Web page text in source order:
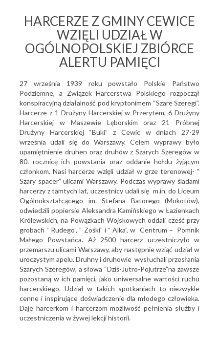
HARCERZE Z GMINY CEWICE
WZIĘLI UDZIAŁ W
OGÓLNOPOLSKIEJ ZBIÓRCE
ALERTU PAMIĘCI
27 września 1939 roku powstało Polskie Państwo
Podziemne, a Związek Harcerstwa Polskiego rozpoczął
konspiracyjną działalność pod kryptonimem “Szare Szeregi”.
Harcerze z 1 Drużyny Harcerskiej w Przerytem, 6 Drużyny
Harcerskiej w Maszewie Lęborskim oraz 21 Próbnej
Drużyny Harcerskiej “Buki” z Cewic w dniach 27-29
września udali się do Warszawy. Celem wyprawy było
upamiętnienie druhen oraz druhów z Szarych Szeregów w
80. rocznicę ich powstania oraz oddanie hołdu żyjącym
członkom. Nasi harcerze wzięli udział w grze terenowej- ”
Szary spacer” ulicami Warszawy. Podczas wyprawy śladami
harcerzy z tamtych lat, uczestnicy udali się m.in. do Liceum
Ogólnokształcącego im. Stefana Batorego (Mokotów),
odwiedzili popiersie Aleksandra Kamińskiego w Łazienkach
Królewskich, na Powązkach Wojskowych oddali cześć przy
grobach ” Rudego”, ” Zośki” i ” Alka”, w Centrum – Pomnik
Małego Powstańca. Aż 2500 harcerz uczestniczyło w
przemarszu ulicami Warszawy, aby następnie wziąć udział w
uroczystym apelu. Druhny i druhowie wysłuchali przesłania
Szarych Szeregów, a słowa “Dziś-Jutro-Pojutrze”na zawsze
pozostaną w ich pamięci, jako uniwersalne wartości ruchu
harcerskiego. Udział w takich spotkaniach to niezwykle
cenne i inspirujące doświadczenie dla młodego człowieka.
Daje harcerkom i harcerzom możliwość pełnienia służby i
uczestniczenia w żywej lekcji historii.